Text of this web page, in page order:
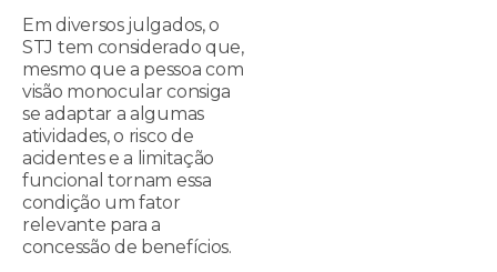
Em diversos julgados, o
STJ tem considerado que,
mesmo que a pessoa com
visão monocular consiga
se adaptar a algumas
atividades, o risco de
acidentes e a limitação
funcional tornam essa
condição um fator
relevante para a
concessão de benefícios.